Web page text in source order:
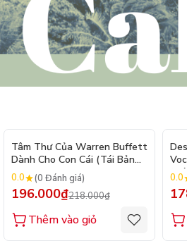
- 10%
Tâm Thư Của Warren Buffett
Dành Cho Con Cái (Tái Bản
2026)
0.0 (0 Đánh giá)
196.000₫218.000₫
Thêm vào giỏ
0.0